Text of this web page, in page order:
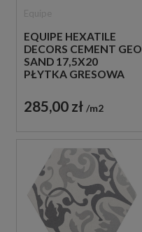
EQUIPE HEXATILE
DECORS CEMENT GEO
SAND 17,5X20
PŁYTKA GRESOWA
285,00 zł m2